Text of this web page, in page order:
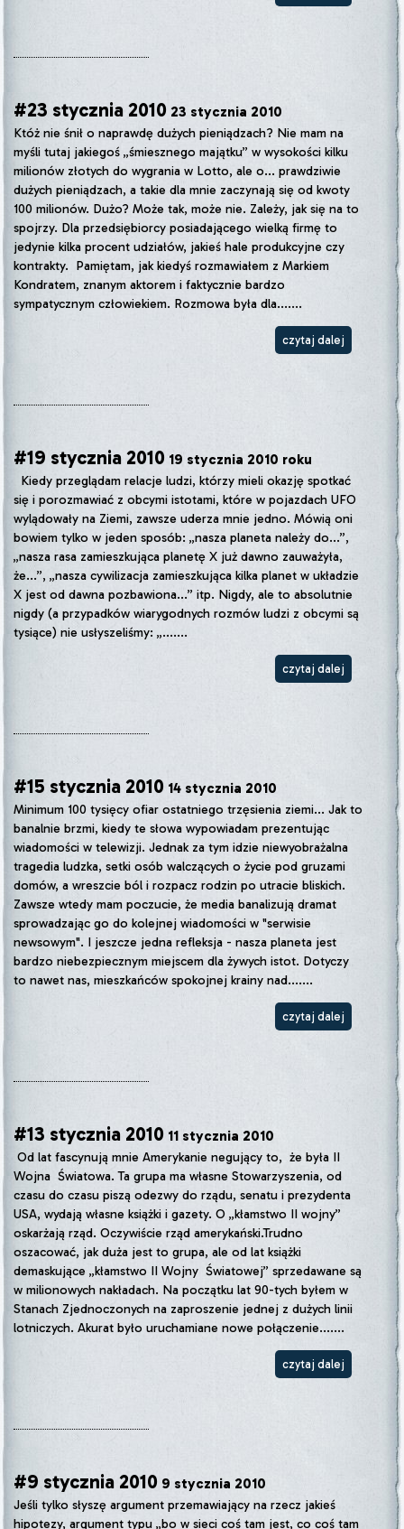
#23 stycznia 2010 23 stycznia 2010
Któż nie śnił o naprawdę dużych pieniądzach? Nie mam na
myśli tutaj jakiegoś „śmiesznego majątku” w wysokości kilku
milionów złotych do wygrania w Lotto, ale o... prawdziwie
dużych pieniądzach, a takie dla mnie zaczynają się od kwoty
100 milionów. Dużo? Może tak, może nie. Zależy, jak się na to
spojrzy. Dla przedsiębiorcy posiadającego wielką firmę to
jedynie kilka procent udziałów, jakieś hale produkcyjne czy
kontrakty. Pamiętam, jak kiedyś rozmawiałem z Markiem
Kondratem, znanym aktorem i faktycznie bardzo
sympatycznym człowiekiem. Rozmowa była dla.......
czytaj dalej
#19 stycznia 2010 19 stycznia 2010 roku
Kiedy przeglądam relacje ludzi, którzy mieli okazję spotkać
się i porozmawiać z obcymi istotami, które w pojazdach UFO
wylądowały na Ziemi, zawsze uderza mnie jedno. Mówią oni
bowiem tylko w jeden sposób: „nasza planeta należy do...”,
„nasza rasa zamieszkująca planetę X już dawno zauważyła,
że...”, „nasza cywilizacja zamieszkująca kilka planet w układzie
X jest od dawna pozbawiona...” itp. Nigdy, ale to absolutnie
nigdy (a przypadków wiarygodnych rozmów ludzi z obcymi są
tysiące) nie usłyszeliśmy: „.......
czytaj dalej
#15 stycznia 2010 14 stycznia 2010
Minimum 100 tysięcy ofiar ostatniego trzęsienia ziemi... Jak to
banalnie brzmi, kiedy te słowa wypowiadam prezentując
wiadomości w telewizji. Jednak za tym idzie niewyobrażalna
tragedia ludzka, setki osób walczących o życie pod gruzami
domów, a wreszcie ból i rozpacz rodzin po utracie bliskich.
Zawsze wtedy mam poczucie, że media banalizują dramat
sprowadzając go do kolejnej wiadomości w "serwisie
newsowym". I jeszcze jedna refleksja - nasza planeta jest
bardzo niebezpiecznym miejscem dla żywych istot. Dotyczy
to nawet nas, mieszkańców spokojnej krainy nad.......
czytaj dalej
#13 stycznia 2010 11 stycznia 2010
Od lat fascynują mnie Amerykanie negujący to, że była II
Wojna Światowa. Ta grupa ma własne Stowarzyszenia, od
czasu do czasu piszą odezwy do rządu, senatu i prezydenta
USA, wydają własne książki i gazety. O „kłamstwo II wojny”
oskarżają rząd. Oczywiście rząd amerykański.Trudno
oszacować, jak duża jest to grupa, ale od lat książki
demaskujące „kłamstwo II Wojny Światowej” sprzedawane są
w milionowych nakładach. Na początku lat 90-tych byłem w
Stanach Zjednoczonych na zaproszenie jednej z dużych linii
lotniczych. Akurat było uruchamiane nowe połączenie.......
czytaj dalej
#9 stycznia 2010 9 stycznia 2010
Jeśli tylko słyszę argument przemawiający na rzecz jakieś
hipotezy, argument typu „bo w sieci coś tam jest, co coś tam